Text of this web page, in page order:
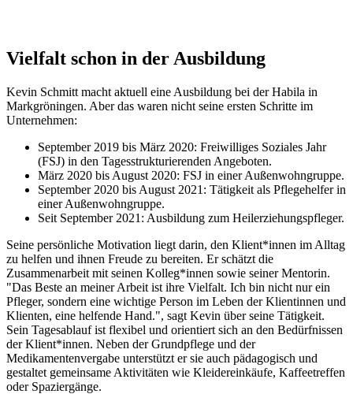
Vielfalt schon in der Ausbildung
Kevin Schmitt macht aktuell eine Ausbildung bei der Habila in
Markgröningen. Aber das waren nicht seine ersten Schritte im
Unternehmen:
September 2019 bis März 2020: Freiwilliges Soziales Jahr
(FSJ) in den Tagesstrukturierenden Angeboten.
März 2020 bis August 2020: FSJ in einer Außenwohngruppe.
September 2020 bis August 2021: Tätigkeit als Pflegehelfer in
einer Außenwohngruppe.
Seit September 2021: Ausbildung zum Heilerziehungspfleger.
Seine persönliche Motivation liegt darin, den Klient*innen im Alltag
zu helfen und ihnen Freude zu bereiten. Er schätzt die
Zusammenarbeit mit seinen Kolleg*innen sowie seiner Mentorin.
"Das Beste an meiner Arbeit ist ihre Vielfalt. Ich bin nicht nur ein
Pfleger, sondern eine wichtige Person im Leben der Klientinnen und
Klienten, eine helfende Hand.", sagt Kevin über seine Tätigkeit.
Sein Tagesablauf ist flexibel und orientiert sich an den Bedürfnissen
der Klient*innen. Neben der Grundpflege und der
Medikamentenvergabe unterstützt er sie auch pädagogisch und
gestaltet gemeinsame Aktivitäten wie Kleidereinkäufe, Kaffeetreffen
oder Spaziergänge.